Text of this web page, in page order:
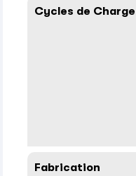
Cycles de Charge
Fabrication